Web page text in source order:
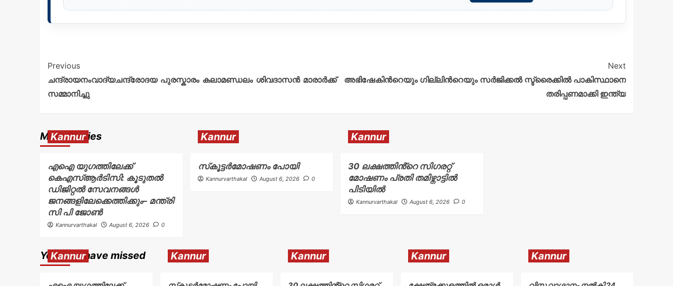
Previous
ചന്ദ്രായനംവാദ്യചന്ദ്രോദയ പുരസ്കാരം കലാമണ്ഡലം ശിവദാസൻ മാരാർക്ക്
സമ്മാനിച്ചു
Next
അഭിഷേകിന്‍റെയും ഗില്ലിന്‍റെയും സര്‍ജിക്കല്‍ സ്ട്രൈക്കിൽ പാകിസ്ഥാനെ
തരിപ്പണമാക്കി ഇന്ത്യ
More Stories
Kannur
എഐ യുഗത്തിലേക്ക്
കെഎസ്ആർടിസി: കൂടുതൽ
ഡിജിറ്റൽ സേവനങ്ങൾ
ജനങ്ങളിലേക്കെത്തിക്കും– മന്ത്രി
സി പി ജോൺ
Kannurvarthakal August 6, 2026 0
Kannur
സ്‌കൂട്ടർമോഷണം പോയി
Kannurvarthakal August 6, 2026 0
Kannur
30 ലക്ഷത്തിൻ്റെ സിഗരറ്റ്
മോഷണം പ്രതി തമിഴ്നാട്ടിൽ
പിടിയിൽ
Kannurvarthakal August 6, 2026 0
You may have missed
Kannur Kannur Kannur Kannur Kannur